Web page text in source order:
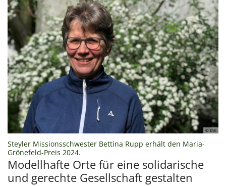
© thh
Steyler Missionsschwester Bettina Rupp erhält den Maria-
Grönefeld-Preis 2024.
Modellhafte Orte für eine solidarische
und gerechte Gesellschaft gestalten